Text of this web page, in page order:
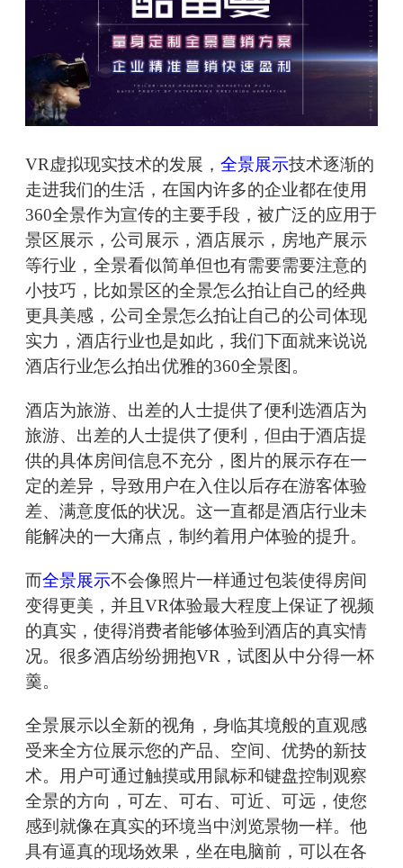
VR虚拟现实技术的发展， 全景展示技术逐渐的
走进我们的生活，在国内许多的企业都在使用
360全景作为宣传的主要手段，被广泛的应用于
景区展示，公司展示，酒店展示，房地产展示
等行业，全景看似简单但也有需要需要注意的
小技巧，比如景区的全景怎么拍让自己的经典
更具美感，公司全景怎么拍让自己的公司体现
实力，酒店行业也是如此，我们下面就来说说
酒店行业怎么拍出优雅的360全景图。
酒店为旅游、出差的人士提供了便利选酒店为
旅游、出差的人士提供了便利，但由于酒店提
供的具体房间信息不充分，图片的展示存在一
定的差异，导致用户在入住以后存在游客体验
差、满意度低的状况。这一直都是酒店行业未
能解决的一大痛点，制约着用户体验的提升。
而全景展示不会像照片一样通过包装使得房间
变得更美，并且VR体验最大程度上保证了视频
的真实，使得消费者能够体验到酒店的真实情
况。很多酒店纷纷拥抱VR，试图从中分得一杯
羹。
全景展示以全新的视角，身临其境般的直观感
受来全方位展示您的产品、空间、优势的新技
术。用户可通过触摸或用鼠标和键盘控制观察
全景的方向，可左、可右、可近、可远，使您
感到就像在真实的环境当中浏览景物一样。他
具有逼真的现场效果，坐在电脑前，可以在各